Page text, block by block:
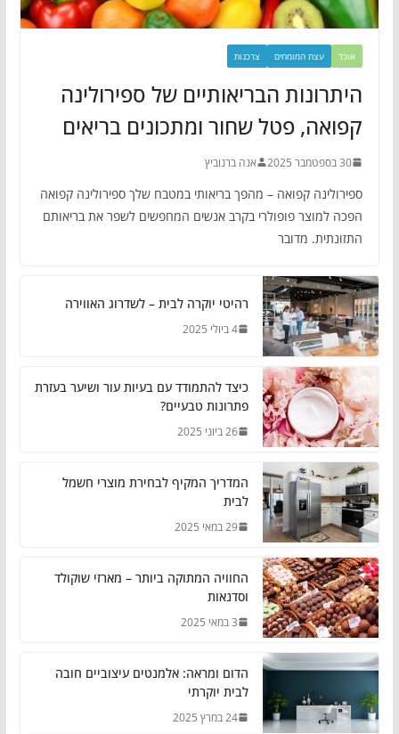
אוכל עצת המומחים צרכנות
היתרונות הבריאותיים של ספירולינה
קפואה, פטל שחור ומתכונים בריאים
30 בספטמבר 2025 אנה ברנוביץ
ספירולינה קפואה – מהפך בריאותי במטבח שלך ספירולינה קפואה
הפכה למוצר פופולרי בקרב אנשים המחפשים לשפר את בריאותם
התזונתית. מדובר
רהיטי יוקרה לבית – לשדרוג האווירה
4 ביולי 2025
כיצד להתמודד עם בעיות עור ושיער בעזרת
פתרונות טבעיים?
26 ביוני 2025
המדריך המקיף לבחירת מוצרי חשמל
לבית
29 במאי 2025
החוויה המתוקה ביותר – מארזי שוקולד
וסדנאות
3 במאי 2025
הדום ומראה: אלמנטים עיצוביים חובה
לבית יוקרתי
24 במרץ 2025